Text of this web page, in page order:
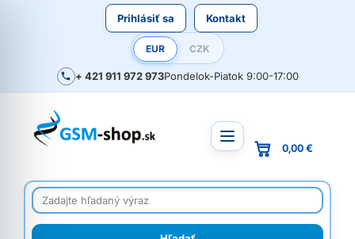
Prihlásiť sa Kontakt
EUR CZK
+ 421 911 972 973Pondelok-Piatok 9:00-17:00
0,00 €